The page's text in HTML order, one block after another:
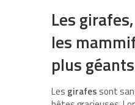
Les girafes,
les
plus
Les girafes sont